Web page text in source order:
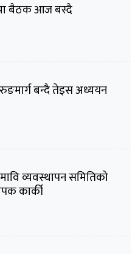
बैठक आज बस्दै
बन्दै तेइस अध्ययन
व्यवस्थापन समितिको
कार्की